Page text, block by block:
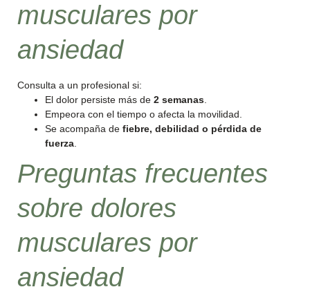
musculares por
ansiedad
Consulta a un profesional si:
El dolor persiste más de 2 semanas
Empeora con el tiempo o afecta la movilidad.
Se acompaña de fiebre, debilidad o pérdida de
fuerza
Preguntas frecuentes
sobre dolores
musculares por
ansiedad